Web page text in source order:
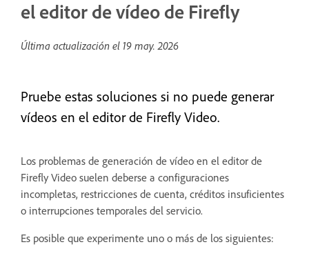
el editor de vídeo de Firefly
Última actualización el 19 may. 2026
Pruebe estas soluciones si no puede generar
vídeos en el editor de Firefly Video.
Los problemas de generación de vídeo en el editor de
Firefly Video suelen deberse a configuraciones
incompletas, restricciones de cuenta, créditos insuficientes
o interrupciones temporales del servicio.
Es posible que experimente uno o más de los siguientes: